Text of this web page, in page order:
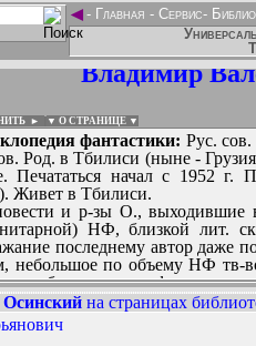
◄- Главная - Сервис-
Владимир
► ▼ О СТРАНИЦЕ ▼
фантастики: Рус.
Род. в Тбилиси (ныне -
Печататься начал с 1952
Живет в Тбилиси.
и р-зы О., выходившие в
НФ, близкой лит.
последнему автор даже
небольшое по объему НФ тв-
гг.; большинство фантаст.
на Земле» (1984),
корабль», «Маяк на
штрих» (1975).
Ершов...
на страницах